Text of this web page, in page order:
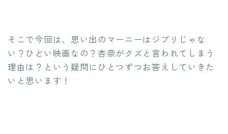
そこで今回は、思い出のマーニーはジブリじゃな
い？ひどい映画なの？杏奈がクズと言われてしまう
理由は？という疑問にひとつずつお答えしていきた
いと思います！